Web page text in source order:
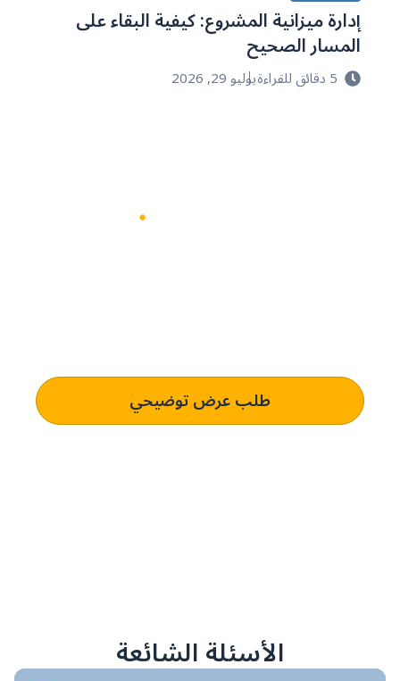
إدارة ميزانية المشروع: كيفية البقاء على
المسار الصحيح
5 دقائق للقراءة يوليو 29, 2026
حدِّث عمليات التوريد مع بيني.
طلب عرض توضيحي
الأسئلة الشائعة